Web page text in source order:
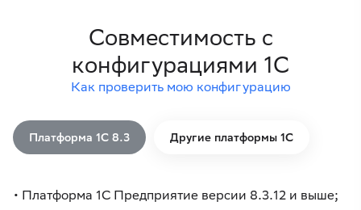
Совместимость с
конфигурациями 1С
Как проверить мою конфигурацию
Платформа 1С 8.3 Другие платформы 1С
• Платформа 1С Предприятие версии 8.3.12 и выше;